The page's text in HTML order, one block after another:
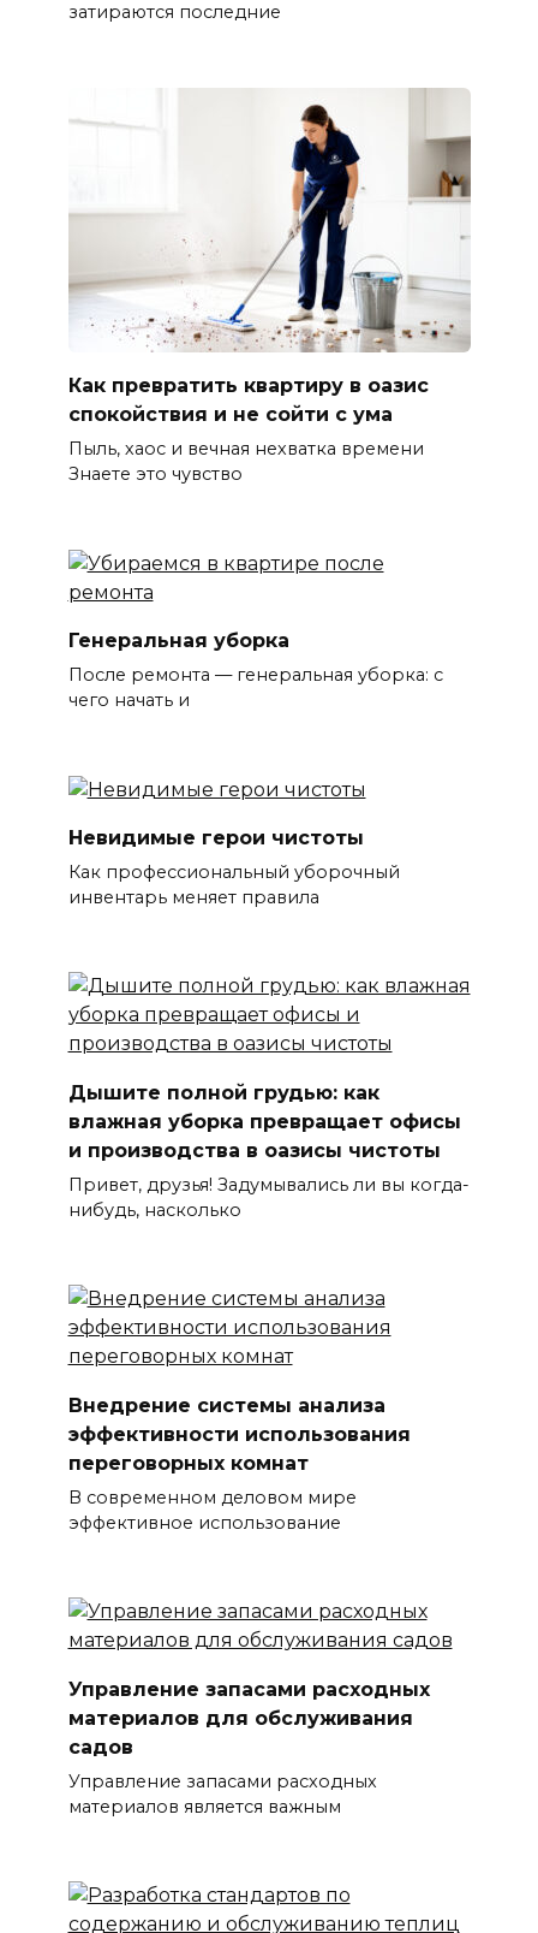
затираются последние
Как превратить квартиру в оазис
спокойствия и не сойти с ума
Пыль, хаос и вечная нехватка времени
Знаете это чувство
Генеральная уборка
После ремонта — генеральная уборка: с
чего начать и
Невидимые герои чистоты
Как профессиональный уборочный
инвентарь меняет правила
Дышите полной грудью: как
влажная уборка превращает офисы
и производства в оазисы чистоты
Привет, друзья! Задумывались ли вы когда-
нибудь, насколько
Внедрение системы анализа
эффективности использования
переговорных комнат
В современном деловом мире
эффективное использование
Управление запасами расходных
материалов для обслуживания
садов
Управление запасами расходных
материалов является важным